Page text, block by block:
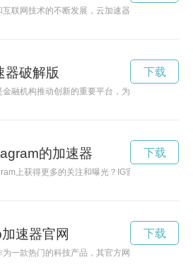
互联网技术的不断发展，云加速器作为一款新型
器破解版
金融机构推动创新的重要平台，为金融科技行业提
下载
的加速器
上获得更多的关注和曝光？IG官方合作加速器
下载
速器官网
为一款热门的科技产品，其官方网站是了解产品
下载